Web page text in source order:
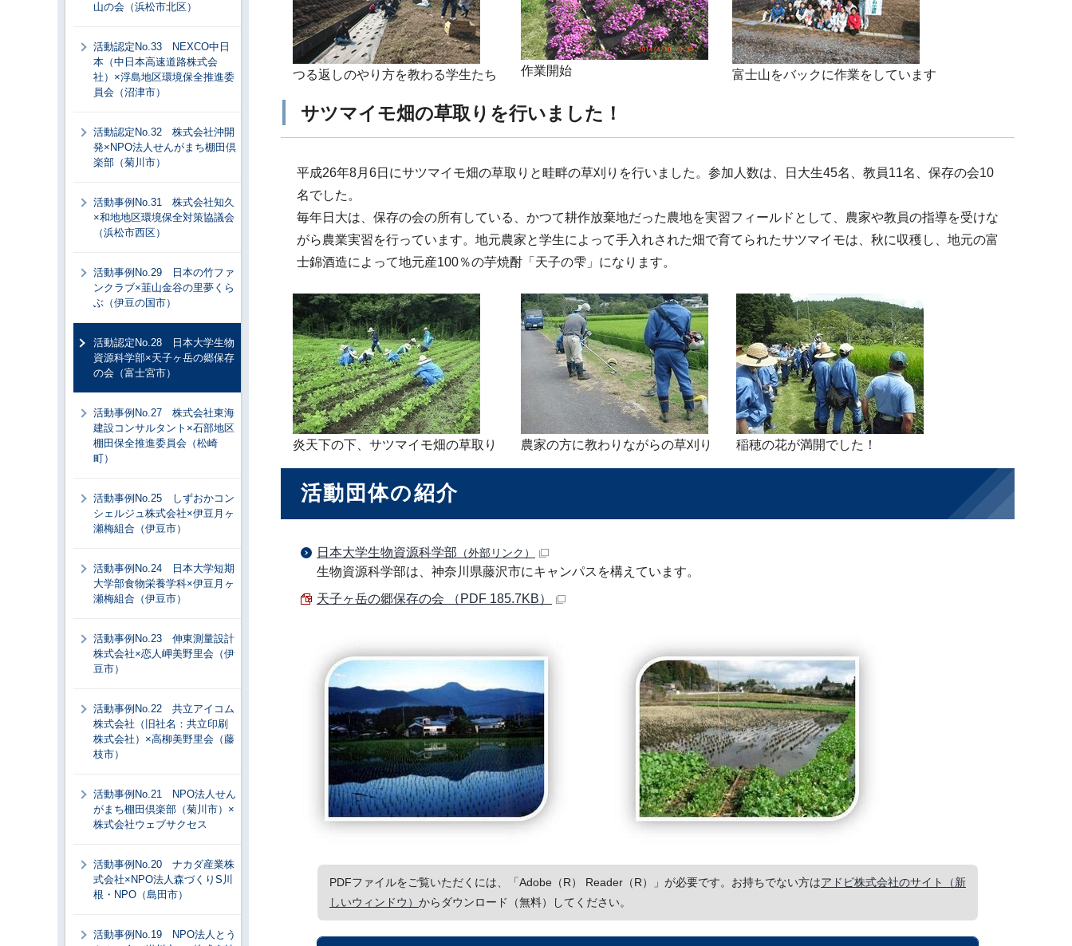
つる返しのやり方を教わる学生たち 作業開始 富士山をバックに作業をしています
サツマイモ畑の草取りを行いました！
平成26年8月6日にサツマイモ畑の草取りと畦畔の草刈りを行いました。参加人数は、日大生45名、教員11名、保存の会10
名でした。
毎年日大は、保存の会の所有している、かつて耕作放棄地だった農地を実習フィールドとして、農家や教員の指導を受けな
がら農業実習を行っています。地元農家と学生によって手入れされた畑で育てられたサツマイモは、秋に収穫し、地元の富
士錦酒造によって地元産100％の芋焼酎「天子の雫」になります。
炎天下の下、サツマイモ畑の草取り 農家の方に教わりながらの草刈り 稲穂の花が満開でした！
活動団体の紹介
日本大学生物資源科学部 （外部リンク）
生物資源科学部は、神奈川県藤沢市にキャンパスを構えています。
天子ヶ岳の郷保存の会 （PDF 185.7KB）
PDFファイルをご覧いただくには、「Adobe（R） Reader（R）」が必要です。お持ちでない方はアドビ株式会社のサイト（新
しいウィンドウ） からダウンロード（無料）してください。
山の会（浜松市北区）
活動認定No.33 NEXCO中日
本（中日本高速道路株式会
社）×浮島地区環境保全推進委
員会（沼津市）
活動認定No.32 株式会社沖開
発×NPO法人せんがまち棚田倶
楽部（菊川市）
活動事例No.31 株式会社知久
×和地地区環境保全対策協議会
（浜松市西区）
活動事例No.29 日本の竹ファ
ンクラブ×韮山金谷の里夢くら
ぶ（伊豆の国市）
活動認定No.28 日本大学生物
資源科学部×天子ヶ岳の郷保存
の会（富士宮市）
活動事例No.27 株式会社東海
建設コンサルタント×石部地区
棚田保全推進委員会（松崎
町）
活動事例No.25 しずおかコン
シェルジュ株式会社×伊豆月ヶ
瀬梅組合（伊豆市）
活動事例No.24 日本大学短期
大学部食物栄養学科×伊豆月ヶ
瀬梅組合（伊豆市）
活動事例No.23 伸東測量設計
株式会社×恋人岬美野里会（伊
豆市）
活動事例No.22 共立アイコム
株式会社（旧社名：共立印刷
株式会社）×高柳美野里会（藤
枝市）
活動事例No.21 NPO法人せん
がまち棚田倶楽部（菊川市）×
株式会社ウェブサクセス
活動事例No.20 ナカダ産業株
式会社×NPO法人森づくりS川
根・NPO（島田市）
活動事例No.19 NPO法人とう